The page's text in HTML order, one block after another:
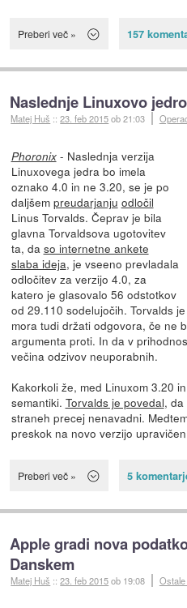
Preberi več » 157
Naslednje Linuxovo
Matej Huš ::23. feb 2015ob 21:03
Phoronix- Naslednja verzija
Linuxovega jedra bo imela
oznako 4.0 in ne 3.20, se je po
daljšem preudarjanju odločil
Linus Torvalds. Čeprav je bila
glavna Torvaldsova ugotovitev
ta, da so internetne ankete
slaba ideja, je vseeno prevladala
odločitev za verzijo 4.0, za
katero je glasovalo 56 odstotkov
od 29.110 sodelujočih. Torvalds
mora tudi držati odgovora, če ne
argumenta proti. In da v
večina odzivov neuporabnih.
Kakorkoli že, med Linuxom 3.20
semantiki. Torvalds je povedal,
straneh precej nenavadni.
preskok na novo verzijo
Preberi več » 5
Apple gradi nova
Danskem
Matej Huš ::23. feb 2015ob 19:08